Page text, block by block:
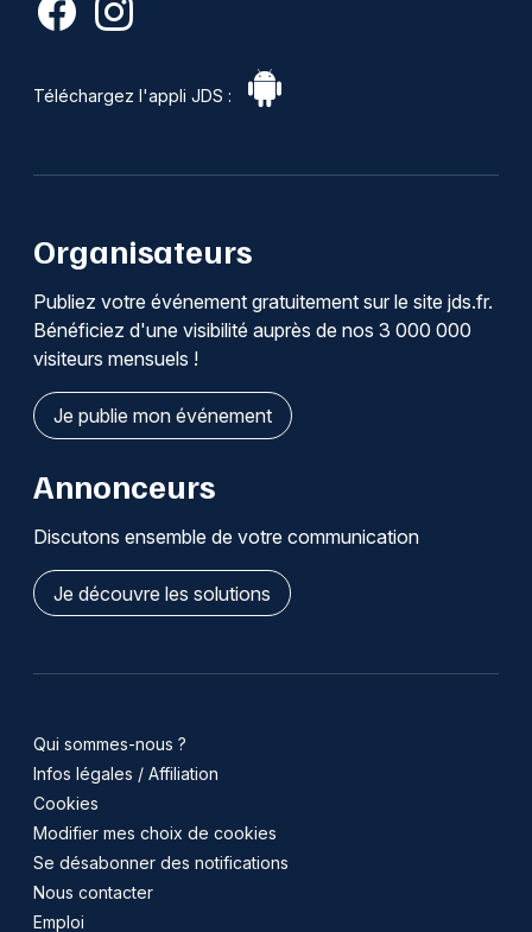
Téléchargez l'appli JDS :
Organisateurs
Publiez votre événement gratuitement sur le site jds.fr.
Bénéficiez d'une visibilité auprès de nos 3 000 000
visiteurs mensuels !
Je publie mon événement
Annonceurs
Discutons ensemble de votre communication
Je découvre les solutions
Qui sommes-nous ?
Infos légales / Affiliation
Cookies
Modifier mes choix de cookies
Se désabonner des notifications
Nous contacter
Emploi